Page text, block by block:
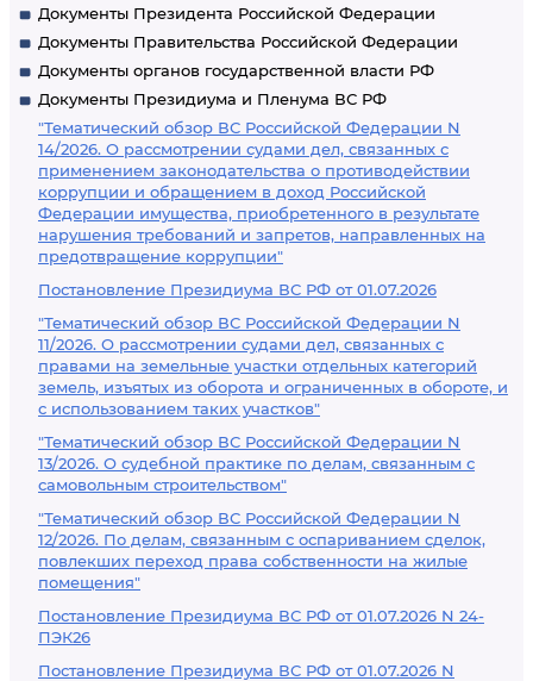
Документы Президента Российской Федерации
Документы Правительства Российской Федерации
Документы органов государственной власти РФ
Документы Президиума и Пленума ВС РФ
"Тематический обзор ВС Российской Федерации N
14/2026. О рассмотрении судами дел, связанных с
применением законодательства о противодействии
коррупции и обращением в доход Российской
Федерации имущества, приобретенного в результате
нарушения требований и запретов, направленных на
предотвращение коррупции"
Постановление Президиума ВС РФ от 01.07.2026
"Тематический обзор ВС Российской Федерации N
11/2026. О рассмотрении судами дел, связанных с
правами на земельные участки отдельных категорий
земель, изъятых из оборота и ограниченных в обороте, и
с использованием таких участков"
"Тематический обзор ВС Российской Федерации N
13/2026. О судебной практике по делам, связанным с
самовольным строительством"
"Тематический обзор ВС Российской Федерации N
12/2026. По делам, связанным с оспариванием сделок,
повлекших переход права собственности на жилые
помещения"
Постановление Президиума ВС РФ от 01.07.2026 N 24-
ПЭК26
Постановление Президиума ВС РФ от 01.07.2026 N